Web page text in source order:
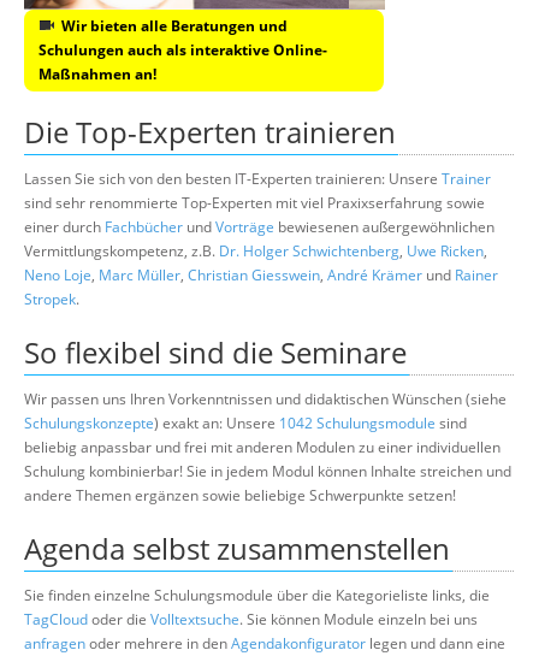
Wir bieten alle Beratungen und
Schulungen auch als interaktive Online-
Maßnahmen an!
Die Top-Experten trainieren
Lassen Sie sich von den besten IT-Experten trainieren: Unsere Trainer
sind sehr renommierte Top-Experten mit viel Praxixserfahrung sowie
einer durch Fachbücher undVorträge bewiesenen außergewöhnlichen
Vermittlungskompetenz, z.B. Dr. Holger Schwichtenberg, Uwe Ricken,
Neno Loje, Marc Müller, Christian Giesswein, André Krämer und Rainer
Stropek.
So flexibel sind die Seminare
Wir passen uns Ihren Vorkenntnissen und didaktischen Wünschen (siehe
Schulungskonzepte) exakt an: Unsere 1042 Schulungsmodule sind
beliebig anpassbar und frei mit anderen Modulen zu einer individuellen
Schulung kombinierbar! Sie in jedem Modul können Inhalte streichen und
andere Themen ergänzen sowie beliebige Schwerpunkte setzen!
Agenda selbst zusammenstellen
Sie finden einzelne Schulungsmodule über die Kategorieliste links, die
TagCloudoder die Volltextsuche. Sie können Module einzeln bei uns
anfragenoder mehrere in denAgendakonfigurator legen und dann eine